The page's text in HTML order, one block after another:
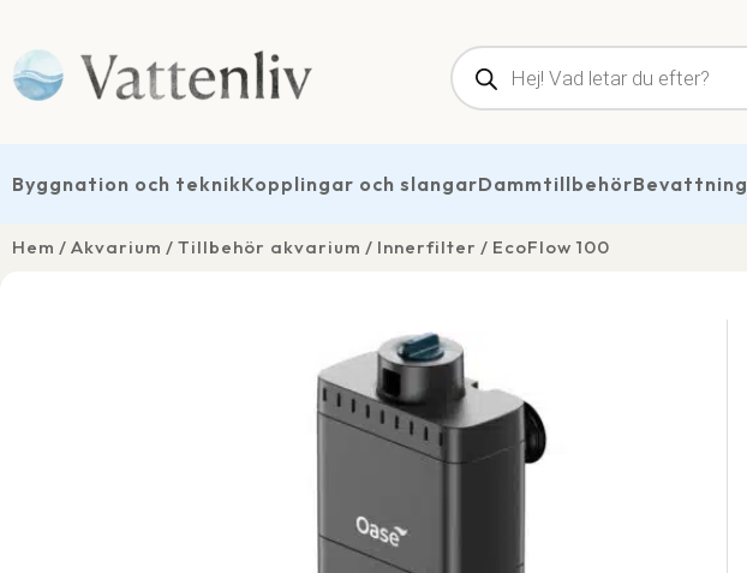
Produktsökning
Byggnation och teknikKopplingar och slangarDammtillbehörBevattning
Hem Akvarium Tillbehör akvarium Innerfilter EcoFlow 100